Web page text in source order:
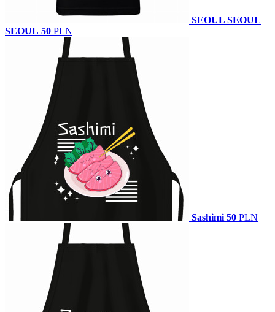
SEOUL SEOUL
SEOUL 50 PLN
Sashimi 50 PLN